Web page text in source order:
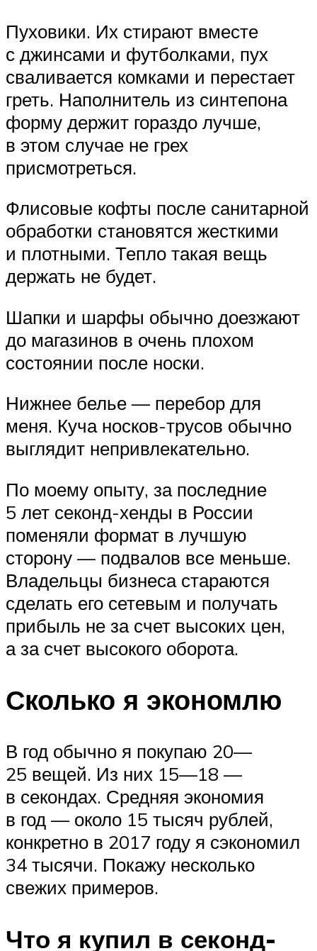
Пуховики. Их стирают вместе
с джинсами и футболками, пух
сваливается комками и перестает
греть. Наполнитель из синтепона
форму держит гораздо лучше,
в этом случае не грех
присмотреться.
Флисовые кофты после санитарной
обработки становятся жесткими
и плотными. Тепло такая вещь
держать не будет.
Шапки и шарфы обычно доезжают
до магазинов в очень плохом
состоянии после носки.
Нижнее белье — перебор для
меня. Куча носков-трусов обычно
выглядит непривлекательно.
По моему опыту, за последние
5 лет секонд-хенды в России
поменяли формат в лучшую
сторону — подвалов все меньше.
Владельцы бизнеса стараются
сделать его сетевым и получать
прибыль не за счет высоких цен,
а за счет высокого оборота.
Сколько я экономлю
В год обычно я покупаю 20—
25 вещей. Из них 15—18 —
в секондах. Средняя экономия
в год — около 15 тысяч рублей,
конкретно в 2017 году я сэкономил
34 тысячи. Покажу несколько
свежих примеров.
Что я купил в секонд-